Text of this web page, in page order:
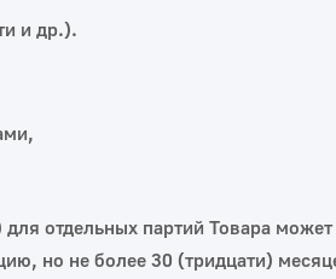
и др.).
отдельных партий Товара
но не более 30 (тридцати)